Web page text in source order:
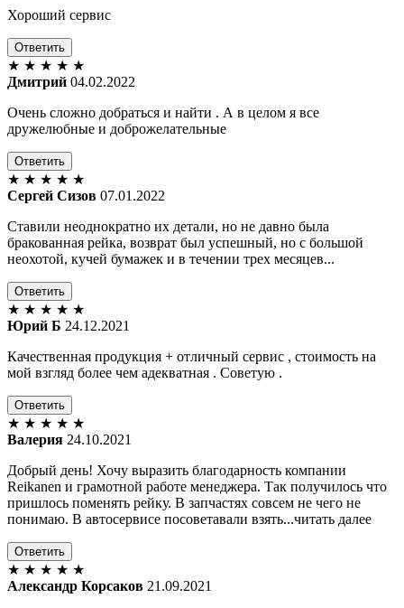
Хороший сервис
Ответить
★ ★ ★ ★ ★
Дмитрий 04.02.2022
Очень сложно добраться и найти . А в целом я все
дружелюбные и доброжелательные
Ответить
★ ★ ★ ★ ★
Сергей Сизов 07.01.2022
Ставили неоднократно их детали, но не давно была
бракованная рейка, возврат был успешный, но с большой
неохотой, кучей бумажек и в течении трех месяцев...
Ответить
★ ★ ★ ★ ★
Юрий Б 24.12.2021
Качественная продукция + отличный сервис , стоимость на
мой взгляд более чем адекватная . Советую .
Ответить
★ ★ ★ ★ ★
Валерия 24.10.2021
Добрый день! Хочу выразить благодарность компании
Reikanen и грамотной работе менеджера. Так получилось что
пришлось поменять рейку. В запчастях совсем не чего не
понимаю. В автосервисе посоветавали взять...читать далее
Ответить
★ ★ ★ ★ ★
Александр Корсаков 21.09.2021